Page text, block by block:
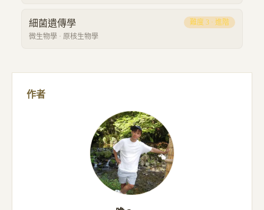
細菌遺傳學
微生物學 · 原核生物學
難度 3 · 進階
作者